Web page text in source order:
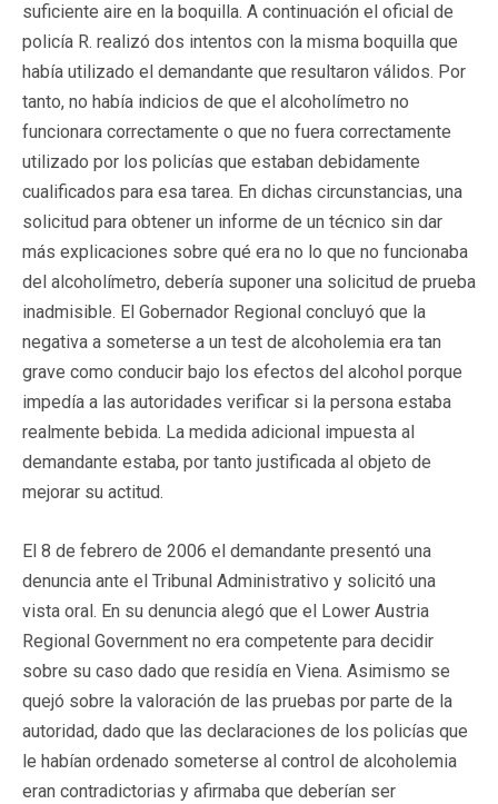
suficiente aire en la boquilla. A continuación el oficial de
policía R. realizó dos intentos con la misma boquilla que
había utilizado el demandante que resultaron válidos. Por
tanto, no había indicios de que el alcoholímetro no
funcionara correctamente o que no fuera correctamente
utilizado por los policías que estaban debidamente
cualificados para esa tarea. En dichas circunstancias, una
solicitud para obtener un informe de un técnico sin dar
más explicaciones sobre qué era no lo que no funcionaba
del alcoholímetro, debería suponer una solicitud de prueba
inadmisible. El Gobernador Regional concluyó que la
negativa a someterse a un test de alcoholemia era tan
grave como conducir bajo los efectos del alcohol porque
impedía a las autoridades verificar si la persona estaba
realmente bebida. La medida adicional impuesta al
demandante estaba, por tanto justificada al objeto de
mejorar su actitud.
El 8 de febrero de 2006 el demandante presentó una
denuncia ante el Tribunal Administrativo y solicitó una
vista oral. En su denuncia alegó que el Lower Austria
Regional Government no era competente para decidir
sobre su caso dado que residía en Viena. Asimismo se
quejó sobre la valoración de las pruebas por parte de la
autoridad, dado que las declaraciones de los policías que
le habían ordenado someterse al control de alcoholemia
eran contradictorias y afirmaba que deberían ser